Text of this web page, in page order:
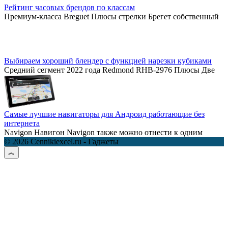
Рейтинг часовых брендов по классам
Премиум-класса Breguet Плюсы стрелки Брегет собственный
Выбираем хороший блендер с функцией нарезки кубиками
Средний сегмент 2022 года Redmond RHB-2976 Плюсы Две
Самые лучшие навигаторы для Андроид работающие без
интернета
Navigon Навигон Navigon также можно отнести к одним
© 2026 Cennikiexcel.ru - Гаджеты